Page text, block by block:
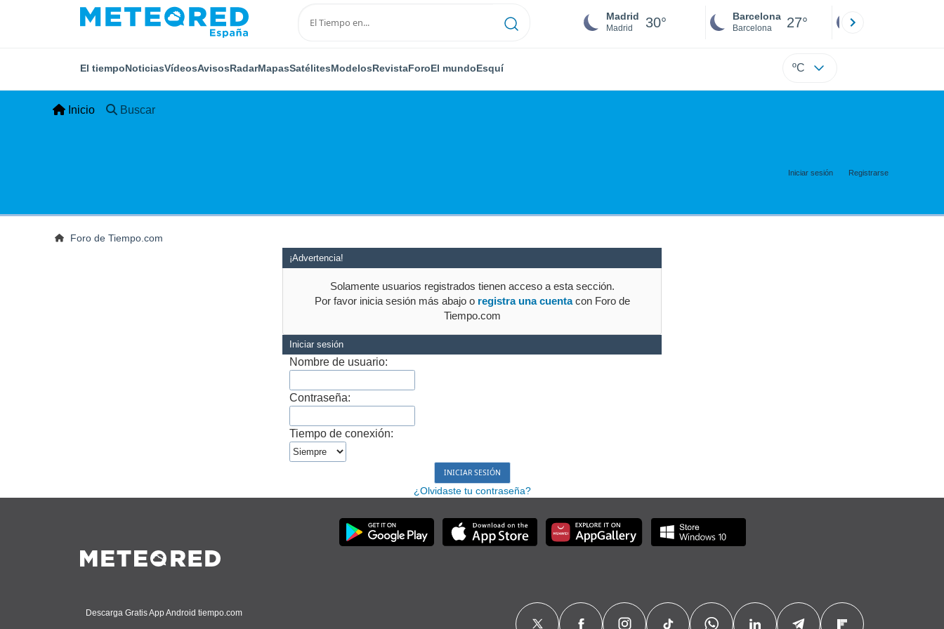
Madrid
Madrid 30° Barcelona
Barcelona 27°
El tiempoNoticiasVídeosAvisosRadarMapasSatélitesModelosRevistaForoEl mundoEsquí ºC
Inicio Buscar
Iniciar sesión Registrarse
Foro de Tiempo.com
¡Advertencia!
Solamente usuarios registrados tienen acceso a esta sección.
Por favor inicia sesión más abajo o registra una cuentacon Foro de
Tiempo.com
Iniciar sesión
Nombre de usuario:
Contraseña:
Tiempo de conexión:
¿Olvidaste tu contraseña?
Descarga Gratis App Android tiempo.com